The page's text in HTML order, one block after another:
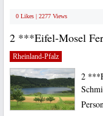
0 Likes | 2277 Views
2 ***Eifel-Mosel
Rheinland-Pfalz
2